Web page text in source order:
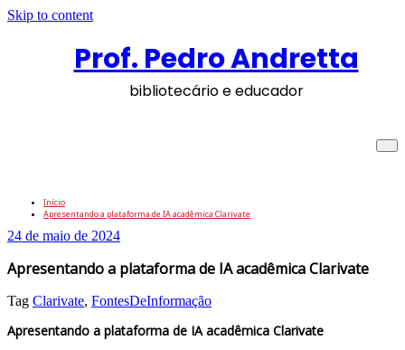
Skip to content
Prof. Pedro Andretta
bibliotecário e educador
Início
Apresentando a plataforma de IA acadêmica Clarivate
24 de maio de 2024
Apresentando a plataforma de IA acadêmica Clarivate
Tag Clarivate, FontesDeInformação
Apresentando a plataforma de IA acadêmica Clarivate